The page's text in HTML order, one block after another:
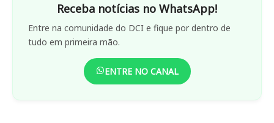
Receba notícias no WhatsApp!
Entre na comunidade do DCI e fique por dentro de
tudo em primeira mão.
ENTRE NO CANAL